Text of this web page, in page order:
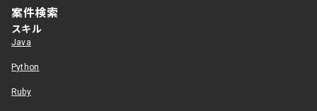
案件検索
スキル
Java
Python
Ruby